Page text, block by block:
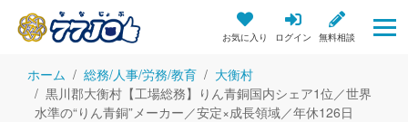
お気に入り ログイン 無料相談
ホーム 総務/人事/労務/教育
大衡村
黒川郡大衡村【工場総務】りん青銅国内シェア1位／世界
水準の“りん青銅”メーカー／安定×成長領域／年休126日